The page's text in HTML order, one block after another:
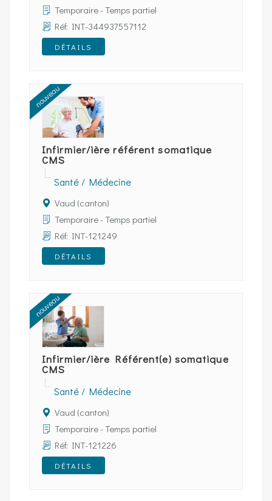
Temporaire - Temps partiel
Réf: INT-344937557112
DÉTAILS
nouveau
Infirmier/ière référent somatique
CMS
Santé / Médecine
Vaud (canton)
Temporaire - Temps partiel
Réf: INT-121249
DÉTAILS
nouveau
Infirmier/ière Référent(e) somatique
CMS
Santé / Médecine
Vaud (canton)
Temporaire - Temps partiel
Réf: INT-121226
DÉTAILS